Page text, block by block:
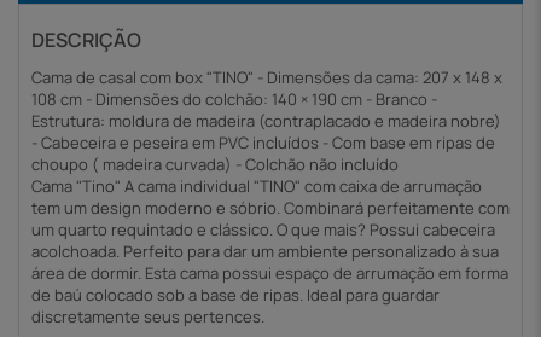
DESCRIÇÃO
Cama de casal com box "TINO" - Dimensões da cama: 207 x 148 x
108 cm - Dimensões do colchão: 140 × 190 cm - Branco -
Estrutura: moldura de madeira (contraplacado e madeira nobre)
- Cabeceira e peseira em PVC incluídos - Com base em ripas de
choupo ( madeira curvada) - Colchão não incluído
Cama "Tino" A cama individual "TINO" com caixa de arrumação
tem um design moderno e sóbrio. Combinará perfeitamente com
um quarto requintado e clássico. O que mais? Possui cabeceira
acolchoada. Perfeito para dar um ambiente personalizado à sua
área de dormir. Esta cama possui espaço de arrumação em forma
de baú colocado sob a base de ripas. Ideal para guardar
discretamente seus pertences.